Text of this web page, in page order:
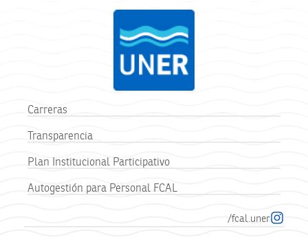
Carreras
Transparencia
Plan Institucional Participativo
Autogestión para Personal FCAL
/fcal.uner